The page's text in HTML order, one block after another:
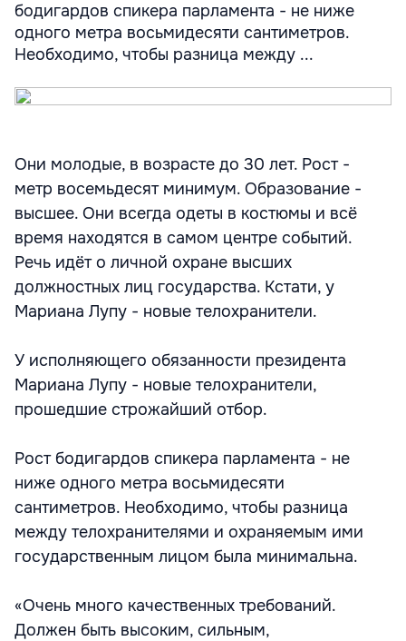
бодигардов спикера парламента - не ниже
одного метра восьмидесяти сантиметров.
Необходимо, чтобы разница между ...
Они молодые, в возрасте до 30 лет. Рост -
метр восемьдесят минимум. Образование -
высшее. Они всегда одеты в костюмы и всё
время находятся в самом центре событий.
Речь идёт о личной охране высших
должностных лиц государства. Кстати, у
Мариана Лупу - новые телохранители.
У исполняющего обязанности президента
Мариана Лупу - новые телохранители,
прошедшие строжайший отбор.
Рост бодигардов спикера парламента - не
ниже одного метра восьмидесяти
сантиметров. Необходимо, чтобы разница
между телохранителями и охраняемым ими
государственным лицом была минимальна.
«Очень много качественных требований.
Должен быть высоким, сильным,